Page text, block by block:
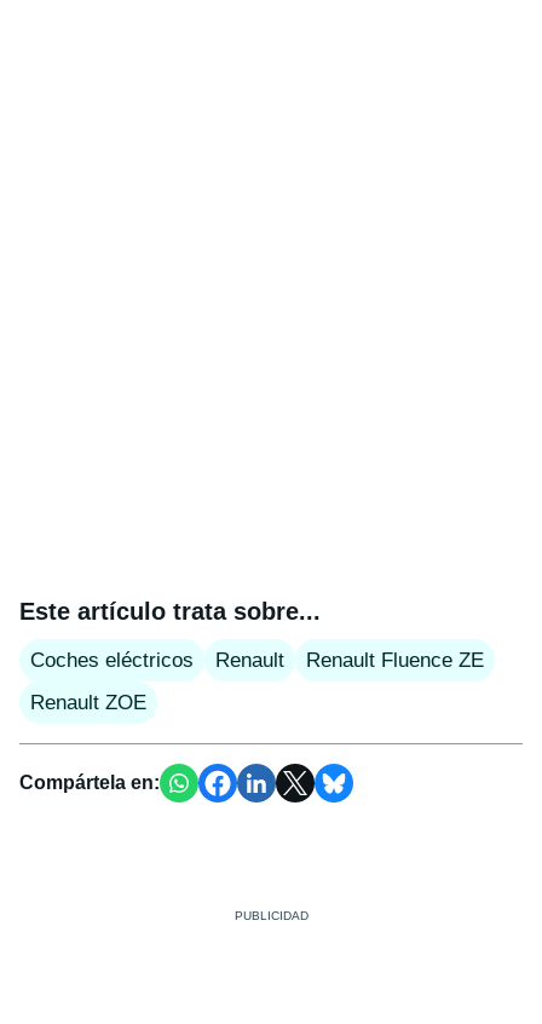
Este artículo trata sobre...
Coches eléctricos Renault
Renault Fluence ZE
Renault ZOE
Compártela en: